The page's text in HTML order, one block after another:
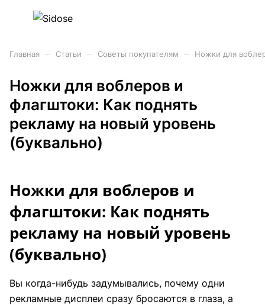
Главная Статьи Советы покупателям Ножки для
Ножки для воблеров и
флагштоки: Как поднять
рекламу на новый уровень
(буквально)
Ножки для воблеров и
флагштоки: Как поднять
рекламу на новый уровень
(буквально)
Вы когда-нибудь задумывались, почему одни
рекламные дисплеи сразу бросаются в глаза, а